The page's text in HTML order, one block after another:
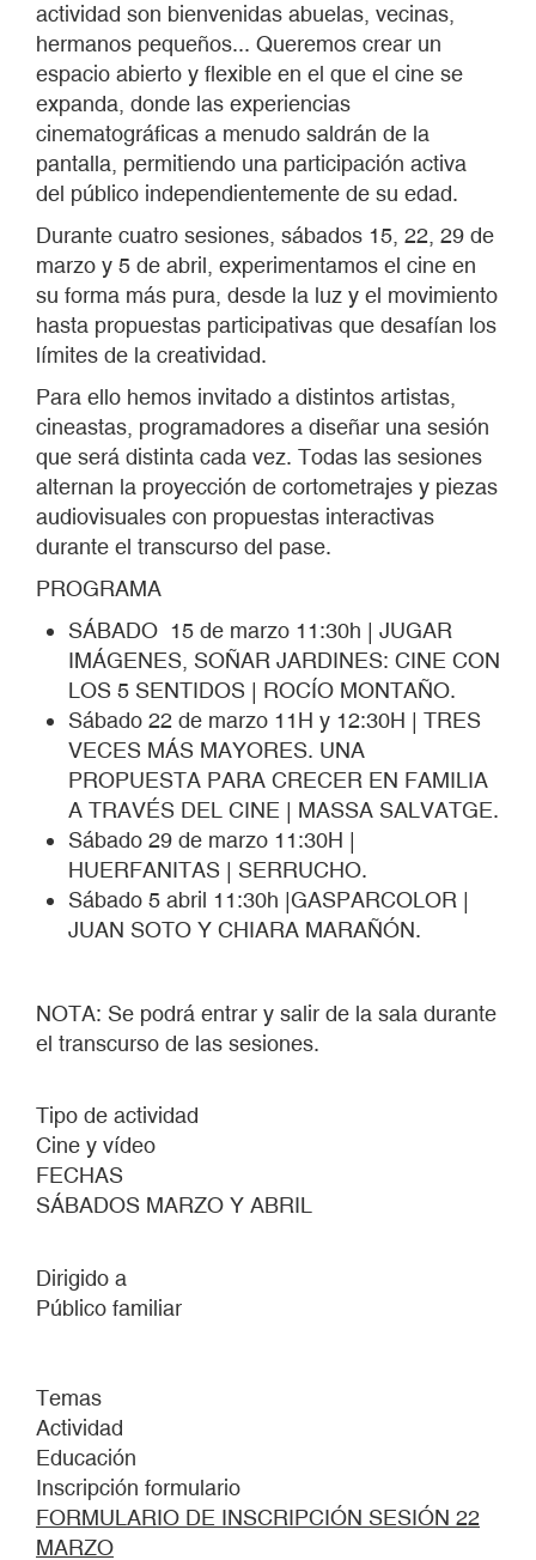
actividad son bienvenidas abuelas, vecinas,
hermanos pequeños... Queremos crear un
espacio abierto y flexible en el que el cine se
expanda, donde las experiencias
cinematográficas a menudo saldrán de la
pantalla, permitiendo una participación activa
del público independientemente de su edad.
Durante cuatro sesiones, sábados 15, 22, 29 de
marzo y 5 de abril, experimentamos el cine en
su forma más pura, desde la luz y el movimiento
hasta propuestas participativas que desafían los
límites de la creatividad.
Para ello hemos invitado a distintos artistas,
cineastas, programadores a diseñar una sesión
que será distinta cada vez. Todas las sesiones
alternan la proyección de cortometrajes y piezas
audiovisuales con propuestas interactivas
durante el transcurso del pase.
PROGRAMA
SÁBADO 15 de marzo 11:30h | JUGAR
IMÁGENES, SOÑAR JARDINES: CINE CON
LOS 5 SENTIDOS | ROCÍO MONTAÑO.
Sábado 22 de marzo 11H y 12:30H | TRES
VECES MÁS MAYORES. UNA
PROPUESTA PARA CRECER EN FAMILIA
A TRAVÉS DEL CINE | MASSA SALVATGE.
Sábado 29 de marzo 11:30H |
HUERFANITAS | SERRUCHO.
Sábado 5 abril 11:30h |GASPARCOLOR |
JUAN SOTO Y CHIARA MARAÑÓN.
NOTA: Se podrá entrar y salir de la sala durante
el transcurso de las sesiones.
Tipo de actividad
Cine y vídeo
FECHAS
SÁBADOS MARZO Y ABRIL
Dirigido a
Público familiar
Temas
Actividad
Educación
Inscripción formulario
FORMULARIO DE INSCRIPCIÓN SESIÓN 22
MARZO